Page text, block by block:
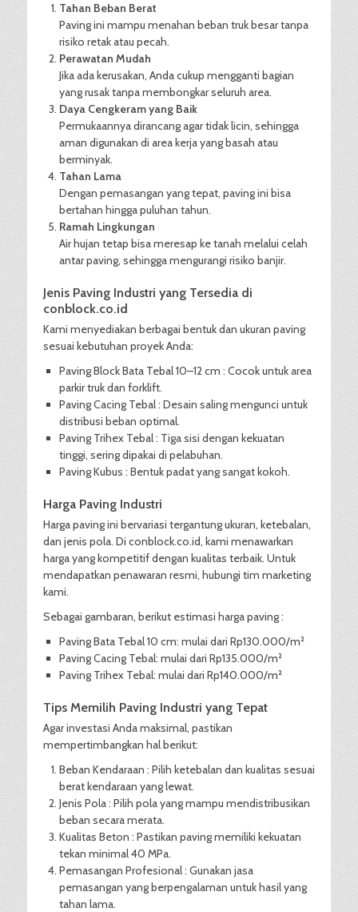
Tahan Beban Berat
Paving ini mampu menahan beban truk besar tanpa
risiko retak atau pecah.
Perawatan Mudah
Jika ada kerusakan, Anda cukup mengganti bagian
yang rusak tanpa membongkar seluruh area.
Daya Cengkeram yang Baik
Permukaannya dirancang agar tidak licin, sehingga
aman digunakan di area kerja yang basah atau
berminyak.
Tahan Lama
Dengan pemasangan yang tepat, paving ini bisa
bertahan hingga puluhan tahun.
Ramah Lingkungan
Air hujan tetap bisa meresap ke tanah melalui celah
antar paving, sehingga mengurangi risiko banjir.
Jenis Paving Industri yang Tersedia di
conblock.co.id
Kami menyediakan berbagai bentuk dan ukuran paving
sesuai kebutuhan proyek Anda:
Paving Block Bata Tebal 10–12 cm : Cocok untuk area
parkir truk dan forklift.
Paving Cacing Tebal : Desain saling mengunci untuk
distribusi beban optimal.
Paving Trihex Tebal : Tiga sisi dengan kekuatan
tinggi, sering dipakai di pelabuhan.
Paving Kubus : Bentuk padat yang sangat kokoh.
Harga Paving Industri
Harga paving ini bervariasi tergantung ukuran, ketebalan,
dan jenis pola. Di conblock.co.id, kami menawarkan
harga yang kompetitif dengan kualitas terbaik. Untuk
mendapatkan penawaran resmi, hubungi tim marketing
kami.
Sebagai gambaran, berikut estimasi harga paving :
Paving Bata Tebal 10 cm: mulai dari Rp130.000/m²
Paving Cacing Tebal: mulai dari Rp135.000/m²
Paving Trihex Tebal: mulai dari Rp140.000/m²
Tips Memilih Paving Industri yang Tepat
Agar investasi Anda maksimal, pastikan
mempertimbangkan hal berikut:
Beban Kendaraan : Pilih ketebalan dan kualitas sesuai
berat kendaraan yang lewat.
Jenis Pola : Pilih pola yang mampu mendistribusikan
beban secara merata.
Kualitas Beton : Pastikan paving memiliki kekuatan
tekan minimal 40 MPa.
Pemasangan Profesional : Gunakan jasa
pemasangan yang berpengalaman untuk hasil yang
tahan lama.